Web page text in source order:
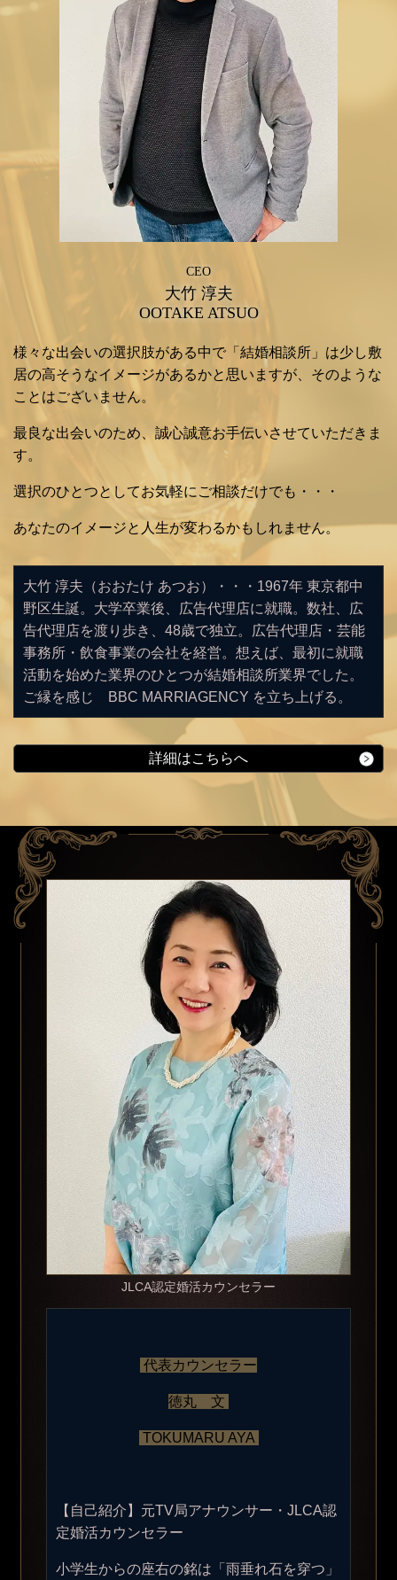
CEO
大竹 淳夫
OOTAKE ATSUO
様々な出会いの選択肢がある中で「結婚相談所」は少し敷
居の高そうなイメージがあるかと思いますが、そのような
ことはございません。
最良な出会いのため、誠心誠意お手伝いさせていただきま
す。
選択のひとつとしてお気軽にご相談だけでも・・・
あなたのイメージと人生が変わるかもしれません。
大竹 淳夫（おおたけ あつお）・・・1967年 東京都中
野区生誕。大学卒業後、広告代理店に就職。数社、広
告代理店を渡り歩き、48歳で独立。広告代理店・芸能
事務所・飲食事業の会社を経営。想えば、最初に就職
活動を始めた業界のひとつが結婚相談所業界でした。
ご縁を感じ BBC MARRIAGENCY を立ち上げる。
詳細はこちらへ
JLCA認定婚活カウンセラー
代表カウンセラー
徳丸 文
TOKUMARU AYA
【自己紹介】元TV局アナウンサー・JLCA認
定婚活カウンセラー
小学生からの座右の銘は「雨垂れ石を穿つ」